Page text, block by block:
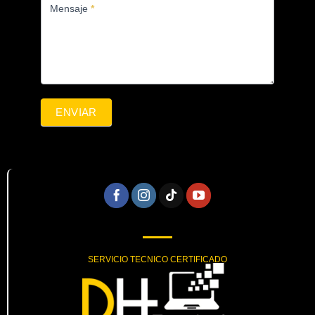
Mensaje*
ENVIAR
SERVICIO TECNICO CERTIFICADO